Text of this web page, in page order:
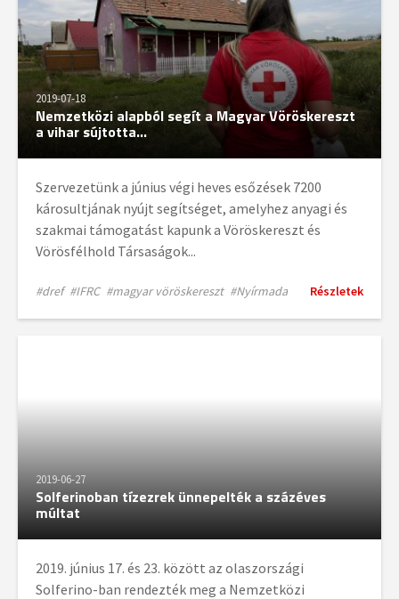
2019-07-18
Nemzetközi alapból segít a Magyar Vöröskereszt
a vihar sújtotta...
Szervezetünk a június végi heves esőzések 7200
károsultjának nyújt segítséget, amelyhez anyagi és
szakmai támogatást kapunk a Vöröskereszt és
Vörösfélhold Társaságok...
#dref #IFRC #magyar vöröskereszt #Nyírmada Részletek
2019-06-27
Solferinoban tízezrek ünnepelték a százéves
múltat
2019. június 17. és 23. között az olaszországi
Solferino-ban rendezték meg a Nemzetközi